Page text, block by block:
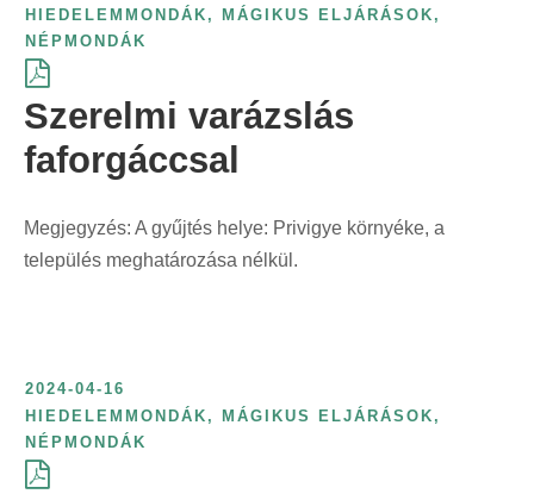
HIEDELEMMONDÁK , MÁGIKUS ELJÁRÁSOK ,
NÉPMONDÁK
Szerelmi varázslás
faforgáccsal
Megjegyzés: A gyűjtés helye: Privigye környéke, a
település meghatározása nélkül.
2024-04-16
HIEDELEMMONDÁK , MÁGIKUS ELJÁRÁSOK ,
NÉPMONDÁK